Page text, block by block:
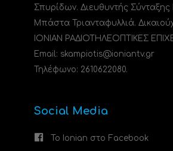
Σπυρίδων. Διευθυντής Σύνταξης
Μπάστα Τριανταφυλλιά.
ΙΟΝΙΑΝ ΡΑΔΙΟΤΗΛΕΟΠΤΙΚΕΣ
Email: skampiotis@ioniantv.gr
Τηλέφωνο: 2610622080.
Social Media
Το Ionian στο Facebook